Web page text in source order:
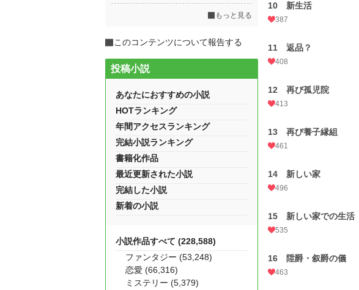
10 新生活
387
11 返品？
408
12 再び孤児院
413
13 再び養子縁組
461
14 新しい家
496
15 新しい家での生活
535
16 陞爵・叙爵の儀
463
もっと見る
このコンテンツについて報告する
投稿小説
あなたにおすすめの小説
HOTランキング
年間アクセスランキング
完結小説ランキング
書籍化作品
最近更新された小説
完結した小説
新着の小説
小説作品すべて (228,588)
ファンタジー (53,248)
恋愛 (66,316)
ミステリー (5,379)